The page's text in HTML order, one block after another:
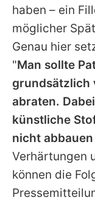
haben – ein
möglicher
Genau hier
"Man sollte
grundsätzlich
abraten.
künstliche
nicht
Verhärtungen
können die